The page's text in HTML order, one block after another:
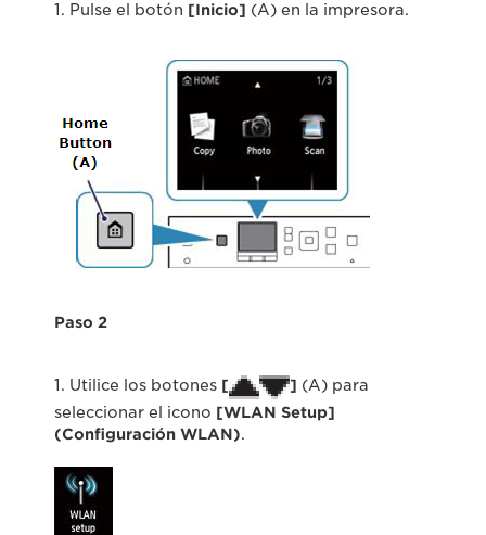
1. Pulse el botón [Inicio] (A) en la impresora.
Paso 2
1. Utilice los botones [ ] (A) para
seleccionar el icono [WLAN Setup]
(Configuración WLAN).